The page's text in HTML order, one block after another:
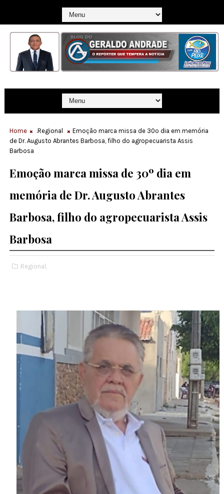
Home .Regional
Emoção marca missa de 30º dia em memória
de Dr. Augusto Abrantes Barbosa, filho do agropecuarista Assis
Barbosa
Emoção marca missa de 30º dia em
memória de Dr. Augusto Abrantes
Barbosa, filho do agropecuarista Assis
Barbosa
.Regional,